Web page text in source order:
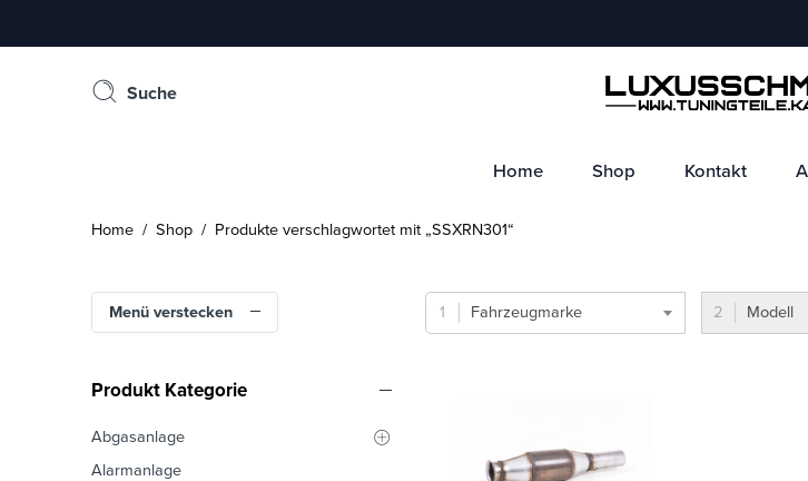
Suche
Home Shop Kontakt
Home / Shop / Produkte verschlagwortet mit „SSXRN301“
Menü verstecken Fahrzeugmarke Modell
Produkt Kategorie
Abgasanlage
Alarmanlage